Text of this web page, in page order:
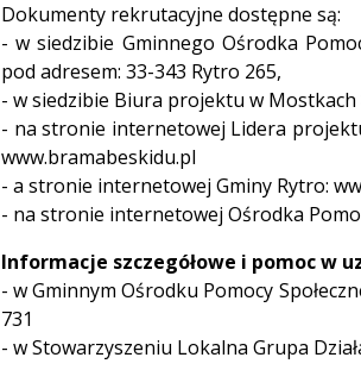
Dokumenty rekrutacyjne dostępne są:
- w siedzibie Gminnego Ośrodka
pod adresem: 33-343 Rytro 265,
- w siedzibie Biura projektu w Mostkach
- na stronie internetowej Lidera
www.bramabeskidu.pl
- a stronie internetowej Gminy Rytro:
- na stronie internetowej Ośrodka
Informacje szczegółowe i pomoc w
- w Gminnym Ośrodku Pomocy
731
- w Stowarzyszeniu Lokalna Grupa